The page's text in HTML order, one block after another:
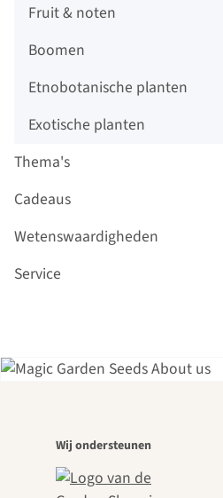
Fruit & noten
Boomen
Etnobotanische planten
Exotische planten
Thema's
Cadeaus
Wetenswaardigheden
Service
Wij ondersteunen